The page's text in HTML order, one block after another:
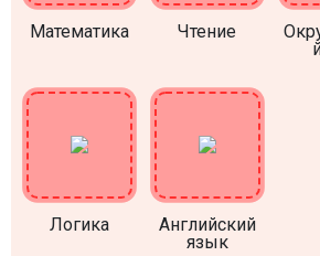
Математика Чтение
Логика
Английский
язык